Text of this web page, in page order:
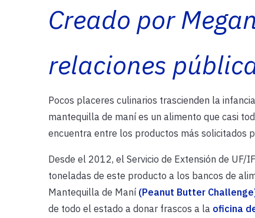
Creado por
relaciones
Pocos placeres culinarios trascienden la
mantequilla de maní es un alimento que casi
encuentra entre los productos más solicitados
Desde el 2012, el Servicio de Extensión de UF/
toneladas de este producto a los bancos de
Mantequilla de Maní (Peanut Butter
de todo el estado a donar frascos a la oficina